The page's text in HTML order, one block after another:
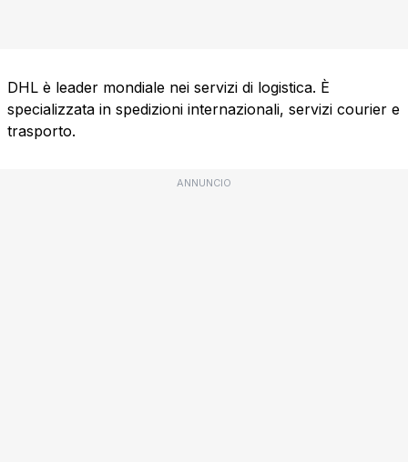
DHL è leader mondiale nei servizi di logistica. È
specializzata in spedizioni internazionali, servizi courier e
trasporto.
ANNUNCIO